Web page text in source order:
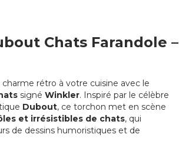
Chats Farandole –
rétro à votre cuisine avec le
signé Winkler. Inspiré par le célèbre
Dubout, ce torchon met en scène
et irrésistibles de chats, qui
de dessins humoristiques et de